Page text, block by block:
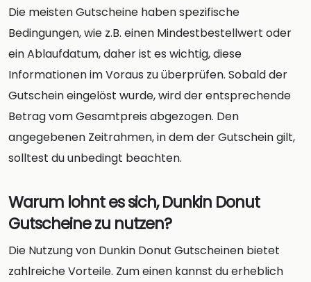
Die meisten Gutscheine haben spezifische
Bedingungen, wie z.B. einen Mindestbestellwert oder
ein Ablaufdatum, daher ist es wichtig, diese
Informationen im Voraus zu überprüfen. Sobald der
Gutschein eingelöst wurde, wird der entsprechende
Betrag vom Gesamtpreis abgezogen. Den
angegebenen Zeitrahmen, in dem der Gutschein gilt,
solltest du unbedingt beachten.
Warum lohnt es sich, Dunkin Donut
Gutscheine zu nutzen?
Die Nutzung von Dunkin Donut Gutscheinen bietet
zahlreiche Vorteile. Zum einen kannst du erheblich